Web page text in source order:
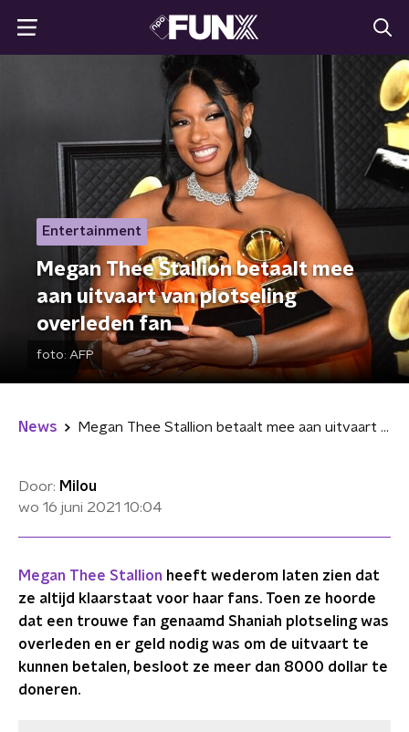
Entertainment
Megan Thee Stallion betaalt mee
aan uitvaart van plotseling
overleden fan
foto: AFP
News Megan Thee Stallion betaalt mee aan uitvaart van plotseling overleden fan
Door: Milou
wo 16 juni 2021 10:04
Megan Thee Stallion heeft wederom laten zien dat
ze altijd klaarstaat voor haar fans. Toen ze hoorde
dat een trouwe fan genaamd Shaniah plotseling was
overleden en er geld nodig was om de uitvaart te
kunnen betalen, besloot ze meer dan 8000 dollar te
doneren.